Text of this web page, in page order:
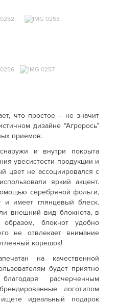
что простое – не значит
дизайне “Агрорось”
приемов.
и внутри покрыта
увесистости продукции и
цвет не ассоциировался с
яркий акцент.
серебряной фольги,
и имеет глянцевый блеск.
внешний вид блокнота, в
блокнот удобно
не отвлекает внимание
корешок!
на качественной
будет приятно
расчерченным
логотипом
идеальный подарок